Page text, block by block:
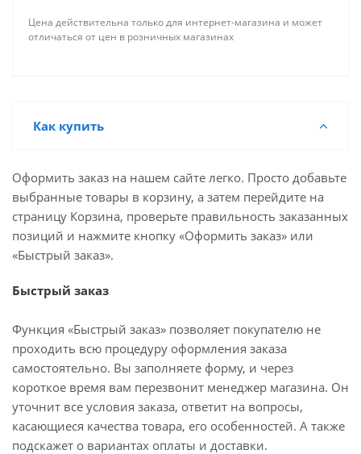
Цена действительна только для интернет-магазина и может
отличаться от цен в розничных магазинах
Как купить
Оформить заказ на нашем сайте легко. Просто добавьте
выбранные товары в корзину, а затем перейдите на
страницу Корзина, проверьте правильность заказанных
позиций и нажмите кнопку «Оформить заказ» или
«Быстрый заказ».
Быстрый заказ
Функция «Быстрый заказ» позволяет покупателю не
проходить всю процедуру оформления заказа
самостоятельно. Вы заполняете форму, и через
короткое время вам перезвонит менеджер магазина. Он
уточнит все условия заказа, ответит на вопросы,
касающиеся качества товара, его особенностей. А также
подскажет о вариантах оплаты и доставки.